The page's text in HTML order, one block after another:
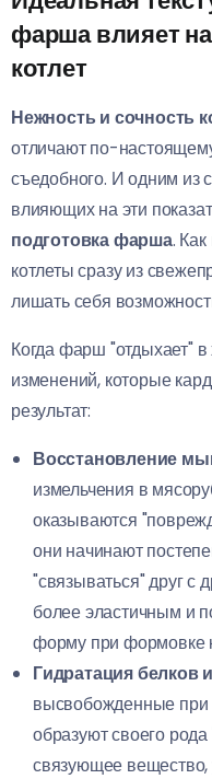
фарша влияет
котлет
Нежность и сочность
отличают по-
съедобного. И одним
влияющих на эти
подготовка фарша.
котлеты сразу из
лишать себя
Когда фарш "отдыхает"
изменений, которые
результат:
Восстановление
измельчения в
оказываются
они начинают
"связываться" друг с
более эластичным и
форму при формовке
Гидратация белков
высвобожденные при
образуют своего рода
связующее